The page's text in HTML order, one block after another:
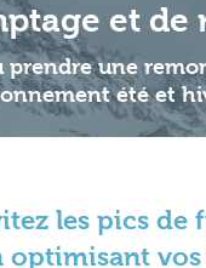
et de
une
été et
les pics
optimisant